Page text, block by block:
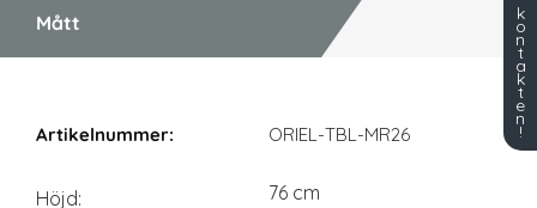
Mått
ORIEL-TBL-MR26
Höjd
76 cm
k
o
n
t
a
k
t
e
n
!